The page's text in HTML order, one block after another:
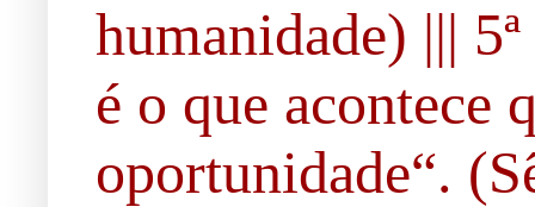
humanidade) |||
é o que acontece
oportunidade“.